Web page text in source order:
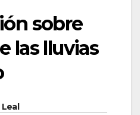
sobre
las lluvias